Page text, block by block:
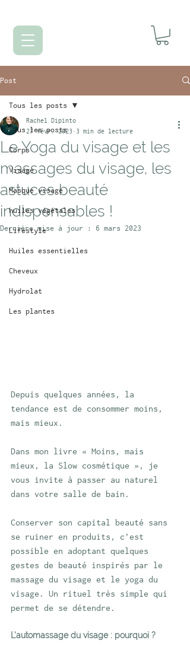
Post
Tous les posts
Corps
Visage
Masque visage
huiles végétales
Lifestyle
Huiles essentielles
Cheveux
Hydrolat
Les plantes
Tous les posts
Le Yoga du visage et les
massages du visage, les
astuces beauté
indispensables !
Rachel Dipinto
27 févr. 2023
3 min de lecture
Dernière mise à jour : 6 mars 2023
Depuis quelques années, la
tendance est de consommer moins,
mais mieux.
Dans mon livre « Moins, mais
mieux, la Slow cosmétique », je
vous invite à passer au naturel
dans votre salle de bain.
Conserver son capital beauté sans
se ruiner en produits, c’est
possible en adoptant quelques
gestes de beauté inspirés par le
massage du visage et le yoga du
visage. Un rituel très simple qui
permet de se détendre.
L’automassage du visage : pourquoi ?